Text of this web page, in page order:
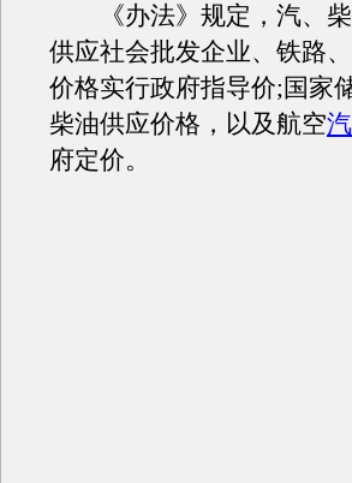
《办法》规定，汽、柴
供应社会批发企业、铁路、
价格实行政府指导价;国家
柴油供应价格，以及航空
府定价。